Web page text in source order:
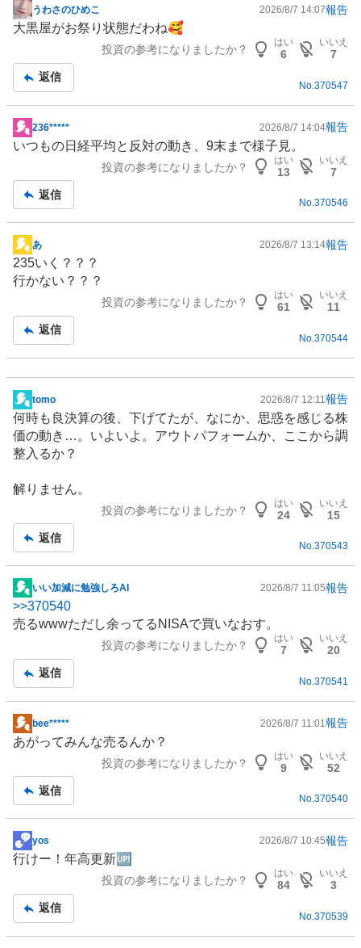
掲
示
事
うわさのひめこ 2026/8/7 14:07報告
大黒屋がお祭り状態だわね🥰
投資の参考になりましたか？
はい
6
いいえ
7
返信
No. 370547
掲
示
事
236***** 2026/8/7 14:04報告
いつもの日経平均と反対の動き、9末まで様子見。
投資の参考になりましたか？
はい
13
いいえ
7
返信
No.370546
掲
示
板
あ 2026/8/7 13:14報告
235いく？？？
行かない？？？
投資の参考になりましたか？
はい
61
いいえ
11
返信
No. 370544
掲
示
板
記
tomo 2026/8/7 12:11 報告
何時も良決算の後、下げてたが、なにか、思惑を感じる株
価の動き…。いよいよ。アウトパフォームか、ここから調
整入るか？
解りません。
投資の参考になりましたか？
はい
24
いいえ
15
返信
No.370543
掲
示
板
いい加減に勉強しろAI 2026/8/7 11:05報告
>>370540
売るwwwただし余ってる NISAで買いなおす。
投資の参考になりましたか？
はい
7
いいえ
20
返信
No. 370541
掲
示
事
bee***** 2026/8/7 11:01 報告
あがってみんな売るんか？
投資の参考になりましたか？
はい
9
いいえ
52
返信
No.370540
掲
示
事
yos 2026/8/7 10:45報告
行けー！年高更新🆙
投資の参考になりましたか？
はい
84
いいえ
3
返信
No. 370539